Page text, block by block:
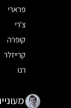
פרארי
צ'רי
קופרה
קרייזלר
רנו